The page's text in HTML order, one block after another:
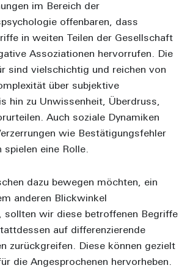
im Bereich der
offenbaren, dass
in weiten Teilen der Gesellschaft
Assoziationen hervorrufen. Die
sind vielschichtig und reichen von
über subjektive
hin zu Unwissenheit, Überdruss,
Auch soziale Dynamiken
wie Bestätigungsfehler
spielen eine Rolle.
dazu bewegen möchten, ein
anderen Blickwinkel
sollten wir diese betroffenen Begriffe
auf differenzierende
zurückgreifen. Diese können gezielt
die Angesprochenen hervorheben.